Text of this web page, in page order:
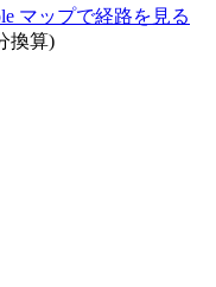
マップで経路を見る
換算)